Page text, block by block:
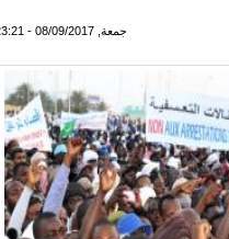
جمعة, 08/09/2017 - 23:21